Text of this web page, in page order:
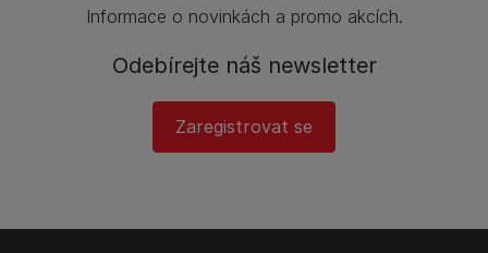
Informace o novinkách a promo akcích.
Odebírejte náš newsletter
Zaregistrovat se